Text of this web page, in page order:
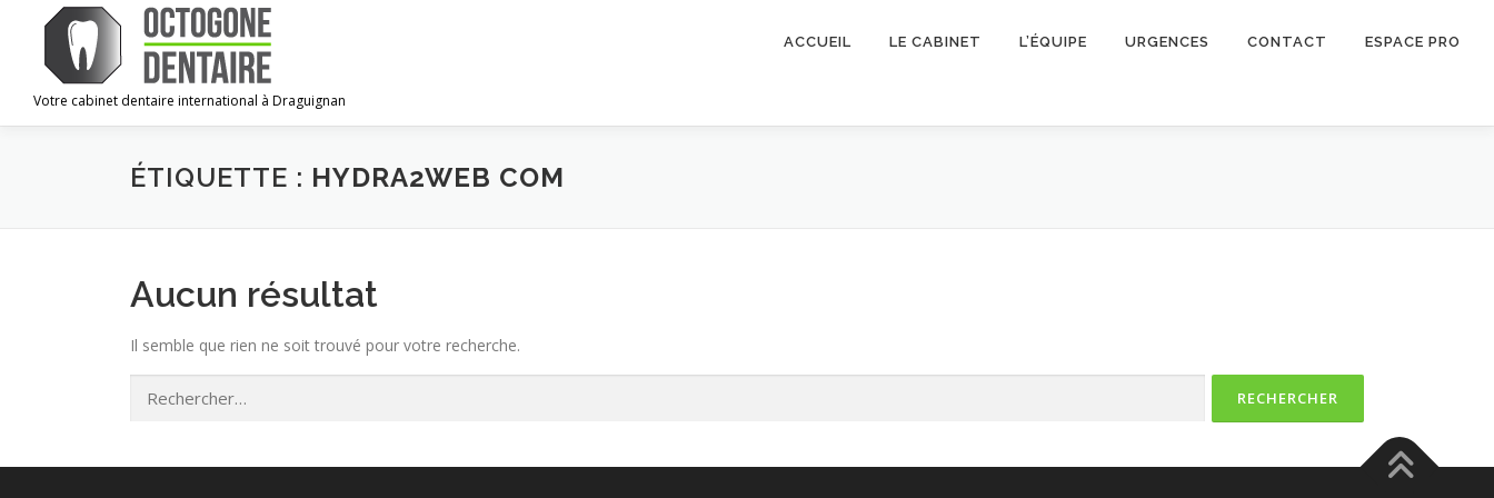
contenu
Votre cabinet dentaire international à Draguignan
ACCUEIL LE CABINET L’ÉQUIPE URGENCES CONTACT ESPACE PRO
ÉTIQUETTE : HYDRA2WEB COM
Aucun résultat
Il semble que rien ne soit trouvé pour votre recherche.